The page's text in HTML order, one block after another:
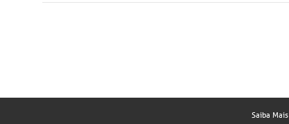
Saiba Mais